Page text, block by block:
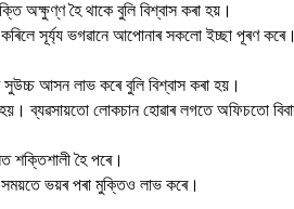
অক্ষুণ্ণ হৈ থাকে বুলি বিশ্বাস কৰা হয়।
কৰিলে সূৰ্য্য ভগৱানে আপোনাৰ সকলো ইচ্ছা পূৰণ কৰে।
আসন লাভ কৰে বুলি বিশ্বাস কৰা হয়।
ব্যৱসায়তো লোকচান হোৱাৰ লগতে অফিচতো
শক্তিশালী হৈ পৰে।
ভয়ৰ পৰা মুক্তিও লাভ কৰে।